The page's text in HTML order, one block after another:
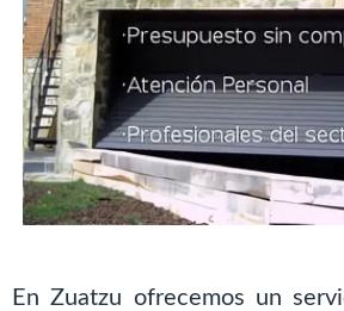
En Zuatzu ofrecemos un